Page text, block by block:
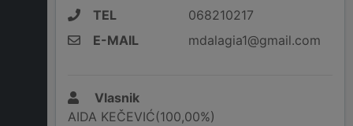
TEL
068210217
E-MAIL
mdalagia1@gmail.com
Vlasnik
AIDA KEČEVIĆ(100,00%)